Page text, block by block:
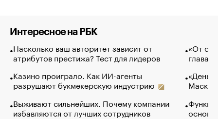
Интересное на РБК
Насколько ваш авторитет зависит от
атрибутов престижа? Тест для лидеров
Казино проиграло. Как ИИ-агенты
разрушают букмекерскую индустрию
Выживают сильнейших. Почему компании
избавляются от лучших сотрудников
«От
глава
Маск в
основ